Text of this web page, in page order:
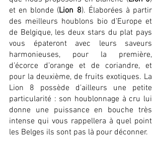
et en blonde (Lion 8). Élaborées à partir
des meilleurs houblons bio d’Europe et
de Belgique, les deux stars du plat pays
vous épateront avec leurs saveurs
harmonieuses, pour la première,
d’écorce d’orange et de coriandre, et
pour la deuxième, de fruits exotiques. La
Lion 8 possède d’ailleurs une petite
particularité : son houblonnage à cru lui
donne une puissance en bouche très
intense qui vous rappellera à quel point
les Belges ils sont pas là pour déconner.